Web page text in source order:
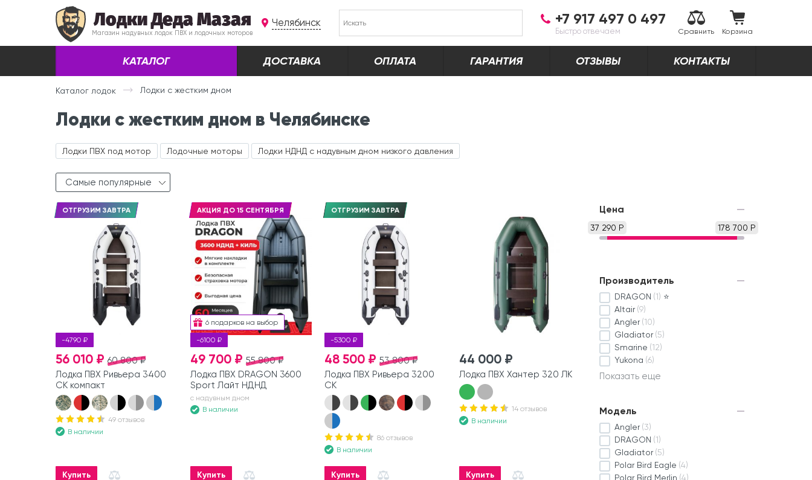
Лодки Деда Мазая
Магазин надувных лодок ПВХ и лодочных моторов
Челябинск +7 917 497 0 497
Быстро отвечаем Сравнить Корзина
КАТАЛОГ ДОСТАВКА ОПЛАТА ГАРАНТИЯ ОТЗЫВЫ КОНТАКТЫ
Каталог лодок Лодки с жестким дном
Лодки с жестким дном в Челябинске
Лодки ПВХ под мотор Лодочные моторы Лодки НДНД с надувным дном низкого давления
Самые популярные
-4790 ₽
ОТГРУЗИМ ЗАВТРА
60 800 ₽
56 010 ₽
Лодка ПВХ Ривьера 3400
СК компакт
49 отзывов
В наличии
Купить
6 подарков на выбор
-6100 ₽
АКЦИЯ ДО 15 СЕНТЯБРЯ
55 800 ₽
49 700 ₽
Лодка ПВХ DRAGON 3600
Sport Лайт НДНД
с надувным дном
В наличии
Купить
-5300 ₽
ОТГРУЗИМ ЗАВТРА
53 800 ₽
48 500 ₽
Лодка ПВХ Ривьера 3200
СК
86 отзывов
В наличии
Купить
44 000 ₽
Лодка ПВХ Хантер 320 ЛК
14 отзывов
В наличии
Купить
Цена
37 290 Р 178 700 Р
Производитель
DRAGON (1) ⭐
Altair (9)
Angler (10)
Gladiator (5)
Smarine (12)
Yukona (6)
Показать еще
Модель
Angler (3)
DRAGON (1)
Gladiator (5)
Polar Bird Eagle (4)
Polar Bird Merlin (4)